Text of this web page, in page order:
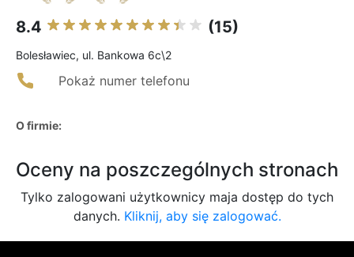
8.4 (15)
Bolesławiec, ul. Bankowa 6c\2
Pokaż numer telefonu
O firmie:
Oceny na poszczególnych stronach
Tylko zalogowani użytkownicy maja dostęp do tych
danych. Kliknij, aby się zalogować.